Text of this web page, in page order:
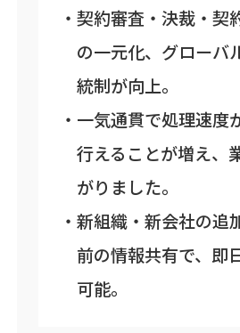
契約審査・決裁・契
の一元化、グローバ
統制が向上。
一気通貫で処理速度
行えることが増え、
がりました。
新組織・新会社の追
前の情報共有で、即
可能。